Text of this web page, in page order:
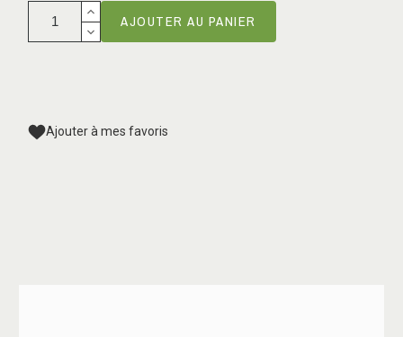
AJOUTER AU PANIER
Ajouter à mes favoris